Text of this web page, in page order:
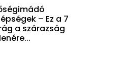
– Ez a 7
a szárazság